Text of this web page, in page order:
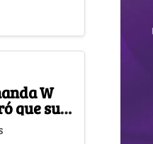
W
que su